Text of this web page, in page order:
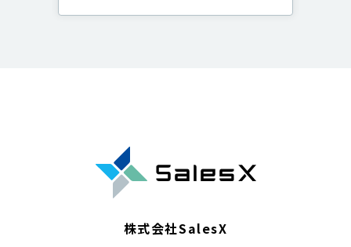
株式会社SalesX